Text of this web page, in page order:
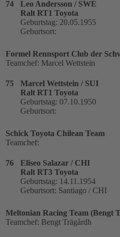
74
Leo Andersson / SWE
Ralt RT1 Toyota
Geburtstag: 20.05.1955
Geburtsort:
Formel Rennsport Club der
Teamchef: Marcel Wettstein
75
Marcel Wettstein / SUI
Ralt RT1 Toyota
Geburtstag: 07.10.1950
Geburtsort:
Schick Toyota Chilean Team
Teamchef:
76
Eliseo Salazar / CHI
Ralt RT3 Toyota
Geburtstag: 14.11.1954
Geburtsort: Santiago / CHI
Meltonian Racing Team (Bengt
Teamchef: Bengt Trägårdh